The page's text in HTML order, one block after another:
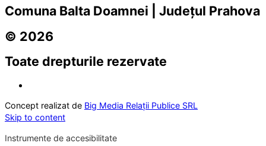
Comuna Balta Doamnei | Județul Prahova
© 2026
Toate drepturile rezervate
Concept realizat de Big Media Relații Publice SRL
Skip to content
Instrumente de accesibilitate